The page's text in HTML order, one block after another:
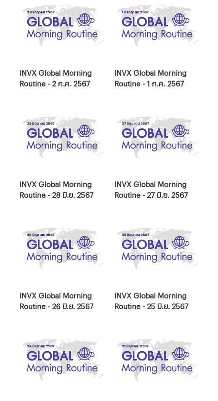
INVX Global Morning
Routine - 2 ก.ค. 2567
INVX Global Morning
Routine - 1 ก.ค. 2567
INVX Global Morning
Routine - 28 มิ.ย. 2567
INVX Global Morning
Routine - 27 มิ.ย. 2567
INVX Global Morning
Routine - 26 มิ.ย. 2567
INVX Global Morning
Routine - 25 มิ.ย. 2567